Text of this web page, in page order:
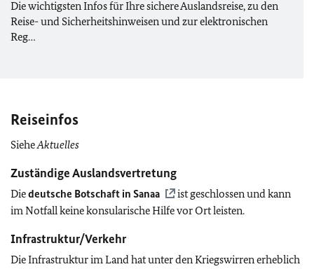
Die wichtigsten Infos für Ihre sichere Auslandsreise, zu den
Reise- und Sicherheitshinweisen und zur elektronischen
Reg…
Reiseinfos
SieheAktuelles
Zuständige Auslandsvertretung
Diedeutsche Botschaft in Sanaa
ist geschlossen und kann
im Notfall keine konsularische Hilfe vor Ort leisten.
Infrastruktur/Verkehr
Die Infrastruktur im Land hat unter den Kriegswirren erheblich